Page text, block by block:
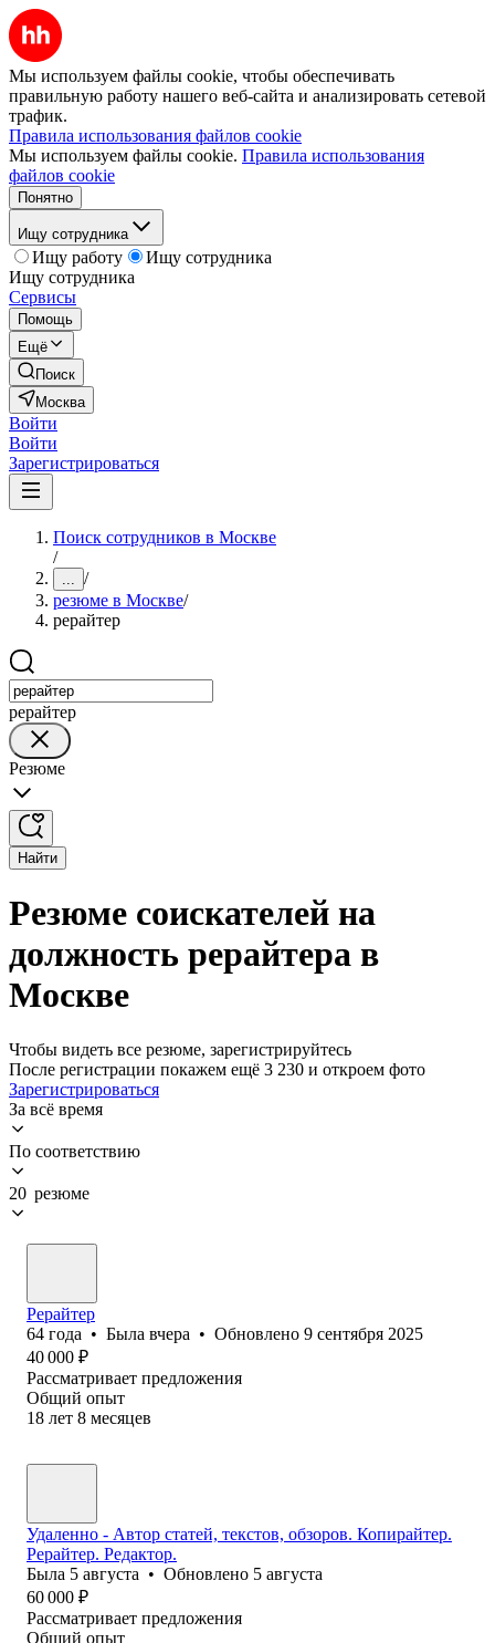
Мы используем файлы cookie, чтобы обеспечивать
правильную работу нашего веб-сайта и анализировать сетевой
трафик.
Правила использования файлов cookie
Мы используем файлы cookie. Правила использования
файлов cookie
Понятно
Ищу сотрудника
Ищу работу
Ищу сотрудника
Ищу сотрудника
Сервисы
Помощь
Ещё
Поиск
Москва
Войти
Войти
Зарегистрироваться
Поиск сотрудников в Москве
/
... /
резюме в Москве/
рерайтер
рерайтер
Резюме
Найти
Резюме соискателей на
должность рерайтера в
Москве
Чтобы видеть все резюме, зарегистрируйтесь
После регистрации покажем ещё 3 230 и откроем фото
Зарегистрироваться
За всё время
По соответствию
20 резюме
Рерайтер
64 года • Была вчера • Обновлено 9 сентября 2025
40 000 ₽
Рассматривает предложения
Общий опыт
18 лет 8 месяцев
Удаленно - Автор статей, текстов, обзоров. Копирайтер.
Рерайтер. Редактор.
Была 5 августа • Обновлено 5 августа
60 000 ₽
Рассматривает предложения
Общий опыт